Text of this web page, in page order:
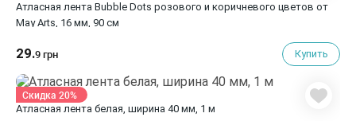
Атласная лента Bubble Dots розового и коричневого цветов от
May Arts, 16 мм, 90 cм
29.9 грн Купить
Атласная лента белая, ширина 40 мм, 1 м
Скидка 20%